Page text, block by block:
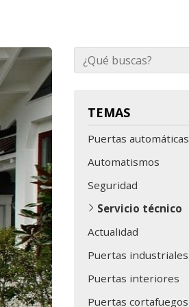
TEMAS
Puertas automáticas
Automatismos
Seguridad
Servicio técnico
Actualidad
Puertas industriales
Puertas interiores
Puertas cortafuegos